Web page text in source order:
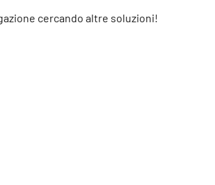
cercando altre soluzioni!